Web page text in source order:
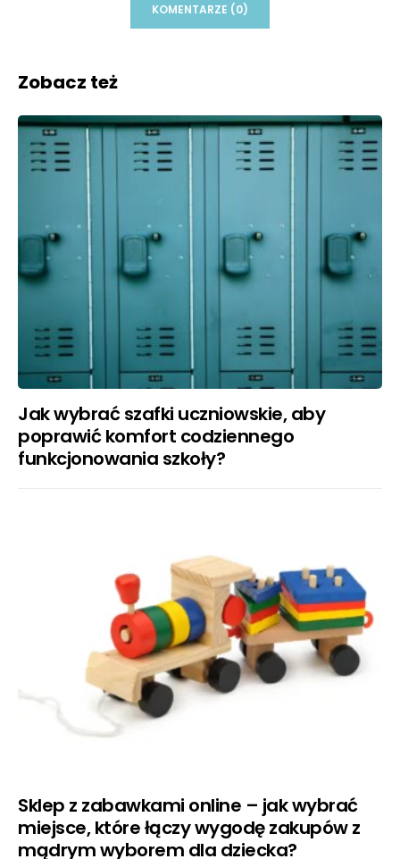
KOMENTARZE (0)
Zobacz też
Jak wybrać szafki uczniowskie, aby
poprawić komfort codziennego
funkcjonowania szkoły?
Sklep z zabawkami online – jak wybrać
miejsce, które łączy wygodę zakupów z
mądrym wyborem dla dziecka?